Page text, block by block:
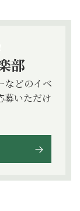
部
などのイベ
募いただけ